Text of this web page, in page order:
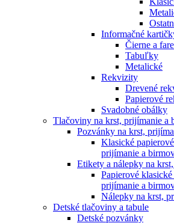
Informačné
Čierne a
Tabuľky
Metalické
Rekvizity
Drevené
Papierové
Svadobné obálky
Tlačoviny na krst, prijímanie a
Pozvánky na krst,
Klasické
prijímanie a
Etikety a nálepky na
Papierové
prijímanie a
Nálepky na krst,
Detské tlačoviny a tabule
Detské pozvánky